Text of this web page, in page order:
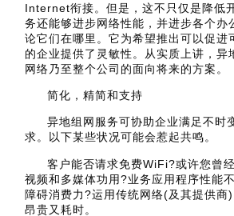
Internet衔接。但是，这不只仅是降低
务还能够进步网络性能，并进步各个办
论它们在哪里。它为希望推出可以促进
的企业提供了灵敏性。从实质上讲，异
网络乃至整个公司的面向将来的方案。
简化，精简和支持
异地组网服务可协助企业满足不时
求。以下某些状况可能会惹起共鸣。
客户能否请求免费WiFi?或许您曾
视频和多媒体功用?业务应用程序性能
障碍消费力?运用传统网络(及其提供商
昂贵又耗时。